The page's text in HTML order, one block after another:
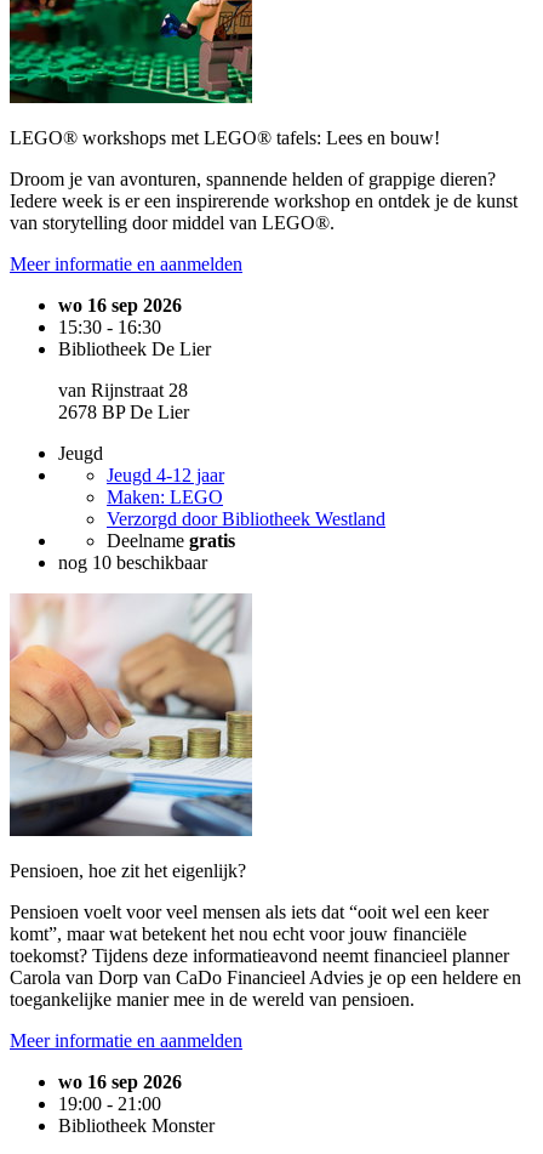
LEGO® workshops met LEGO® tafels: Lees en bouw!
Droom je van avonturen, spannende helden of grappige dieren?
Iedere week is er een inspirerende workshop en ontdek je de kunst
van storytelling door middel van LEGO®.
Meer informatie en aanmelden
wo 16 sep 2026
15:30 - 16:30
Bibliotheek De Lier
van Rijnstraat 28
2678 BP De Lier
Jeugd
Jeugd 4-12 jaar
Maken: LEGO
Verzorgd door Bibliotheek Westland
Deelname gratis
nog 10 beschikbaar
Pensioen, hoe zit het eigenlijk?
Pensioen voelt voor veel mensen als iets dat “ooit wel een keer
komt”, maar wat betekent het nou echt voor jouw financiële
toekomst? Tijdens deze informatieavond neemt financieel planner
Carola van Dorp van CaDo Financieel Advies je op een heldere en
toegankelijke manier mee in de wereld van pensioen.
Meer informatie en aanmelden
wo 16 sep 2026
19:00 - 21:00
Bibliotheek Monster